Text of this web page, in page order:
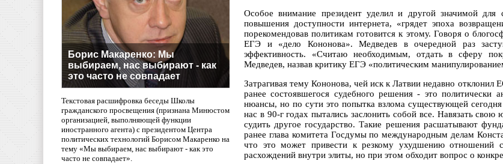
Борис Макаренко: Мы
выбираем, нас выбирают - как
это часто не совпадает
Текстовая расшифровка беседы Школы
гражданского просвещения (признана Минюстом
организацией, выполняющей функции
иностранного агента) с президентом Центра
политических технологий Борисом Макаренко на
тему «Мы выбираем, нас выбирают - как это
часто не совпадает».
Особое внимание президент уделил и другой значимой
повышения доступности интернета, «грядет эпоха
порекомендовав политикам готовится к этому. Говоря о
ЕГЭ и «дело Кононова». Медведев в очередной раз
эффективность. «Считаю необходимым, отдать в сферу
Медведев, назвав критику ЕГЭ «политическим
Затрагивая тему Кононова, чей иск к Латвии недавно
ранее состоявшегося судебного решения - это политически
нюансы, но по сути это попытка взлома существующей
нас в 90-г годах пытались заслонить собой все. Навязать
судить другое государство. Такие решения расшатывают
ранее глава комитета Госдумы по международным делам
что это может привести к резкому ухудшению отношений
расхождений внутри элиты, но при этом обходит вопрос о